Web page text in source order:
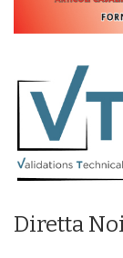
Diretta